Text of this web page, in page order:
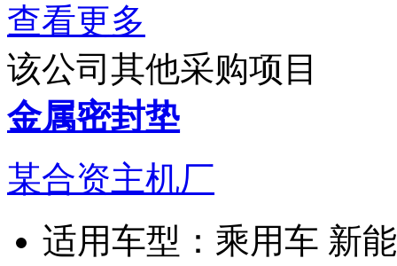
查看更多
该公司其他采购项目
金属密封垫
某合资主机厂
适用车型： 乘用车 新